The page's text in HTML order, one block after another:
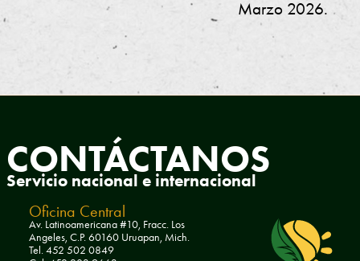
Marzo 2026.
CONTÁCTANOS
Servicio nacional e internacional
Oficina Central
Av. Latinoamericana #10, Fracc. Los
Angeles, C.P. 60160 Uruapan, Mich.
Tel. 452 502 0849